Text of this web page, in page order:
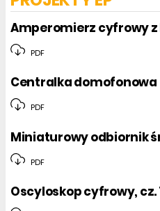
Projekty czytelników
Sprzęt
Programy
Amperomierz cyfrowy z
PDF
Centralka domofonowa
PDF
Miniaturowy odbiornik
PDF
Oscyloskop cyfrowy, cz.